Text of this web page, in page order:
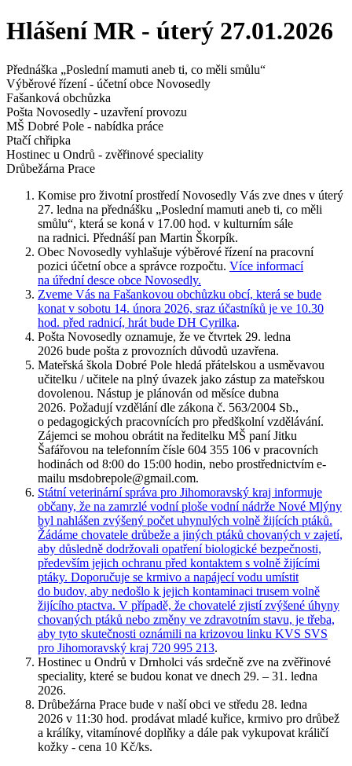
Hlášení MR - úterý 27.01.2026
Přednáška „Poslední mamuti aneb ti, co měli smůlu“
Výběrové řízení - účetní obce Novosedly
Fašanková obchůzka
Pošta Novosedly - uzavření provozu
MŠ Dobré Pole - nabídka práce
Ptačí chřipka
Hostinec u Ondrů - zvěřinové speciality
Drůbežárna Prace
Komise pro životní prostředí Novosedly Vás zve dnes v úterý
27. ledna na přednášku „Poslední mamuti aneb ti, co měli
smůlu“, která se koná v 17.00 hod. v kulturním sále
na radnici. Přednáší pan Martin Škorpík.
Obec Novosedly vyhlašuje výběrové řízení na pracovní
pozici účetní obce a správce rozpočtu. Více informací
na úřední desce obce Novosedly.
Zveme Vás na Fašankovou obchůzku obcí, která se bude
konat v sobotu 14. února 2026, sraz účastníků je ve 10.30
hod. před radnicí, hrát bude DH Cyrilka.
Pošta Novosedly oznamuje, že ve čtvrtek 29. ledna
2026 bude pošta z provozních důvodů uzavřena.
Mateřská škola Dobré Pole hledá přátelskou a usměvavou
učitelku / učitele na plný úvazek jako zástup za mateřskou
dovolenou. Nástup je plánován od měsíce dubna
2026. Požadují vzdělání dle zákona č. 563/2004 Sb.,
o pedagogických pracovnících pro předškolní vzdělávání.
Zájemci se mohou obrátit na ředitelku MŠ paní Jitku
Šafářovou na telefonním čísle 604 355 106 v pracovních
hodinách od 8:00 do 15:00 hodin, nebo prostřednictvím e-
mailu msdobrepole@gmail.com.
Státní veterinární správa pro Jihomoravský kraj informuje
občany, že na zamrzlé vodní ploše vodní nádrže Nové Mlýny
byl nahlášen zvýšený počet uhynulých volně žijících ptáků.
Žádáme chovatele drůbeže a jiných ptáků chovaných v zajetí,
aby důsledně dodržovali opatření biologické bezpečnosti,
především jejich ochranu před kontaktem s volně žijícími
ptáky. Doporučuje se krmivo a napájecí vodu umístit
do budov, aby nedošlo k jejich kontaminaci trusem volně
žijícího ptactva. V případě, že chovatelé zjistí zvýšené úhyny
chovaných ptáků nebo změny ve zdravotním stavu, je třeba,
aby tyto skutečnosti oznámili na krizovou linku KVS SVS
pro Jihomoravský kraj 720 995 213.
Hostinec u Ondrů v Drnholci vás srdečně zve na zvěřinové
speciality, které se budou konat ve dnech 29. – 31. ledna
2026.
Drůbežárna Prace bude v naší obci ve středu 28. ledna
2026 v 11:30 hod. prodávat mladé kuřice, krmivo pro drůbež
a králíky, vitamínové doplňky a dále pak vykupovat králičí
kožky - cena 10 Kč/ks.